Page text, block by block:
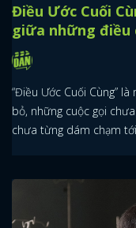
Điều Ước Cuối
giữa những điều
“Điều Ước Cuối Cùng”
bỏ, những cuộc gọi
chưa từng dám chạm